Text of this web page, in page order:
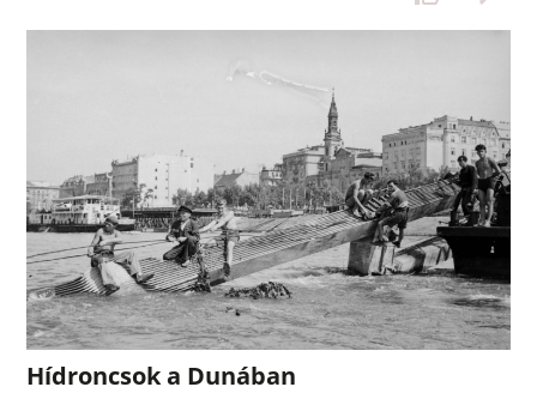
Hídroncsok a Dunában